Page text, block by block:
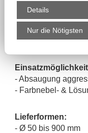
- stauchbar bis 1:6
- wetterfest
- hohe Zugfestigkeit
- geschützt durch
- Absaugung
- Farbnebel- &
Lieferformen:
- Ø 50 bis 900 mm
Details
Nur die Nötigsten